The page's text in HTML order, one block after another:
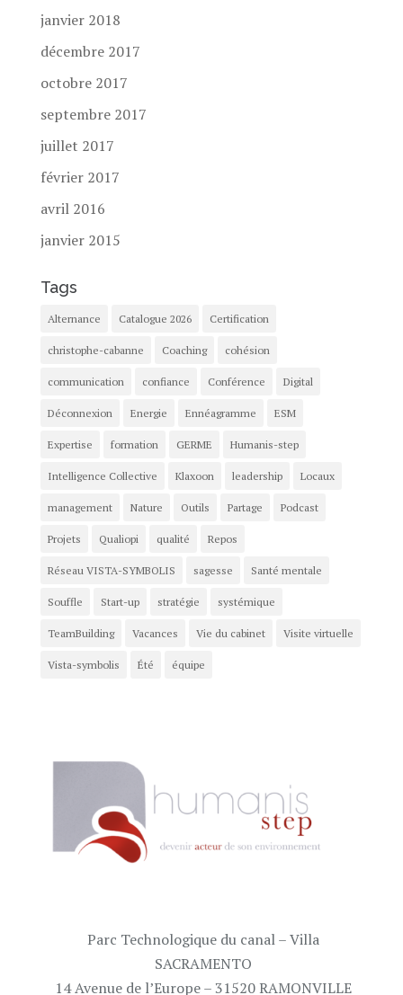
janvier 2018
décembre 2017
octobre 2017
septembre 2017
juillet 2017
février 2017
avril 2016
janvier 2015
Tags
Alternance Catalogue 2026 Certification
christophe-cabanne Coaching cohésion
communication confiance Conférence Digital
Déconnexion Energie Ennéagramme ESM
Expertise formation GERME Humanis-step
Intelligence Collective Klaxoon leadership Locaux
management Nature Outils Partage Podcast
Projets Qualiopi qualité Repos
Réseau VISTA-SYMBOLIS sagesse Santé mentale
Souffle Start-up stratégie systémique
TeamBuilding Vacances Vie du cabinet Visite virtuelle
Vista-symbolis Été équipe
Parc Technologique du canal – Villa
SACRAMENTO
14 Avenue de l’Europe – 31520 RAMONVILLE